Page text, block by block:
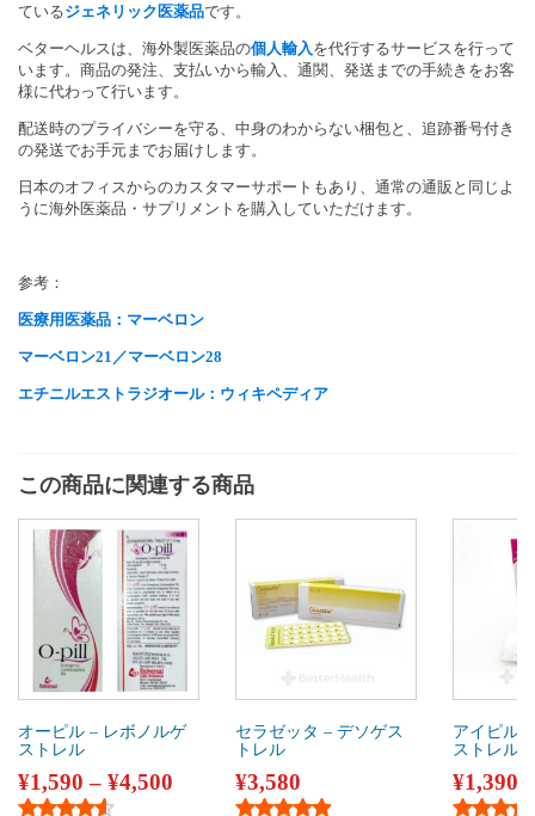
ているジェネリック医薬品です。
ベターヘルスは、海外製医薬品の個人輸入 を代行するサービスを行って
います。商品の発注、支払いから輸入、通関、発送までの手続きをお客
様に代わって行います。
配送時のプライバシーを守る、中身のわからない梱包と、追跡番号付き
の発送でお手元までお届けします。
日本のオフィスからのカスタマーサポートもあり、通常の通販と同じよ
うに海外医薬品・サプリメントを購入していただけます。
参考：
医療用医薬品：マーベロン
マーベロン21／マーベロン28
エチニルエストラジオール：ウィキペディア
この商品に関連する商品
オーピル – レボノルゲ
ストレル
¥1,590 – ¥4,500
セラゼッタ – デソゲス
トレル
¥3,580
アイピル
ストレル
¥1,390